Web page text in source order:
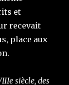
et
recevait
place aux
e siècle, des